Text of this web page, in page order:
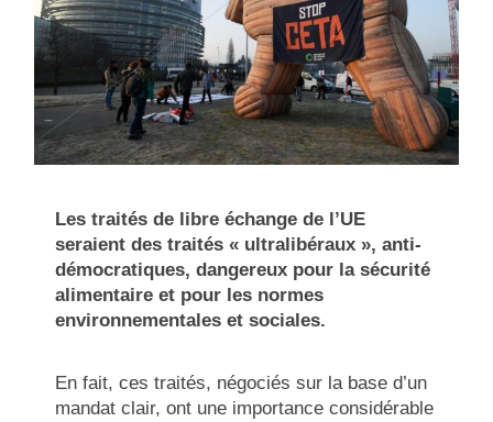
Les traités de libre échange de l’UE
seraient des traités « ultralibéraux », anti-
démocratiques, dangereux pour la sécurité
alimentaire et pour les normes
environnementales et sociales.
En fait, ces traités, négociés sur la base d’un
mandat clair, ont une importance considérable